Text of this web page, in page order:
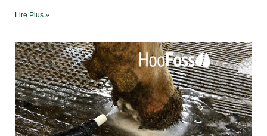
Lire Plus »